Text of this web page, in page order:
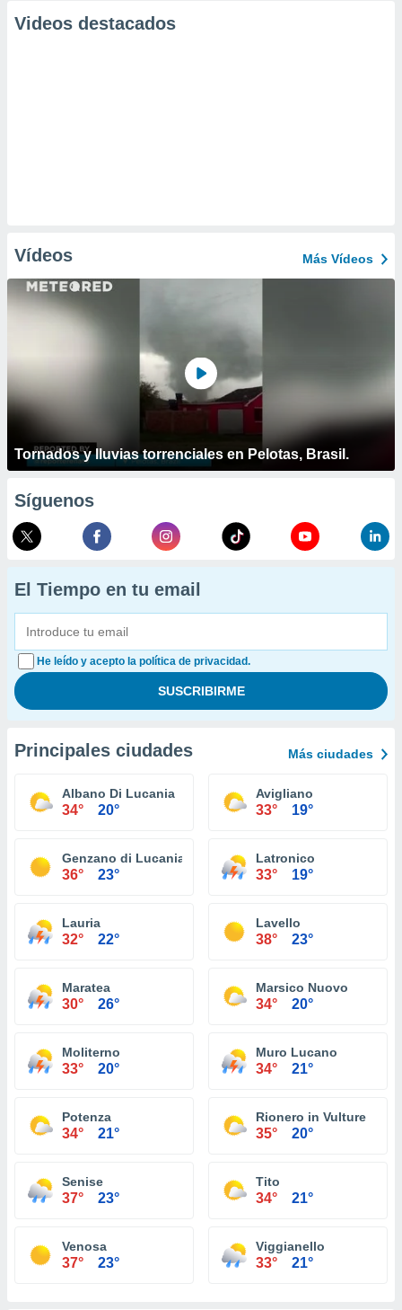
Videos destacados
Vídeos Más Vídeos
Tornados y lluvias torrenciales en Pelotas, Brasil.
Síguenos
El Tiempo en tu email
He leído y acepto la política de privacidad.
Principales ciudades Más ciudades
Albano Di Lucania
34° 20°
Avigliano
33° 19°
Genzano di Lucania
36° 23°
Latronico
33° 19°
Lauria
32° 22°
Lavello
38° 23°
Maratea
30° 26°
Marsico Nuovo
34° 20°
Moliterno
33° 20°
Muro Lucano
34° 21°
Potenza
34° 21°
Rionero in Vulture
35° 20°
Senise
37° 23°
Tito
34° 21°
Venosa
37° 23°
Viggianello
33° 21°